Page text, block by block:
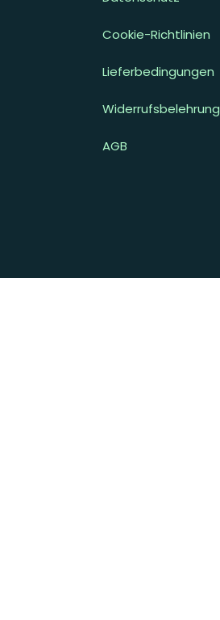
Cookie-Richtlinien
Lieferbedingungen
Widerrufsbelehrung
AGB